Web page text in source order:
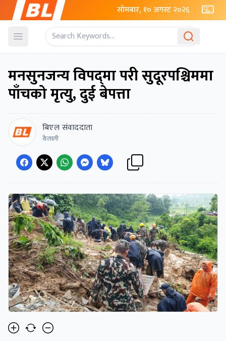
सोमबार, १० अगस्ट २०२६
Open menu
मनसुनजन्य विपद‍्मा परी सुदूरपश्चिममा
पाँचको मृत्यु, दुई बेपत्ता
बिएल संवाददाता
कैलाली